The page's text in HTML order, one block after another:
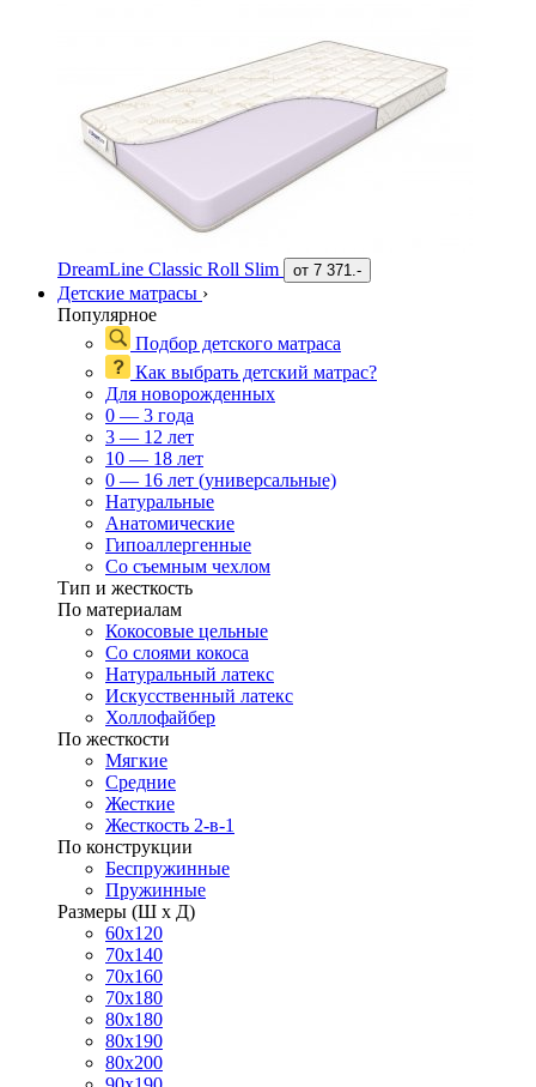
DreamLine Classic Roll Slim от 7 371.-
Детские матрасы ›
Популярное
Подбор детского матраса
Как выбрать детский матрас?
Для новорожденных
0 — 3 года
3 — 12 лет
10 — 18 лет
0 — 16 лет (универсальные)
Натуральные
Анатомические
Гипоаллергенные
Со съемным чехлом
Тип и жесткость
По материалам
Кокосовые цельные
Со слоями кокоса
Натуральный латекс
Искусственный латекс
Холлофайбер
По жесткости
Мягкие
Средние
Жесткие
Жесткость 2-в-1
По конструкции
Беспружинные
Пружинные
Размеры (Ш х Д)
60х120
70х140
70х160
70х180
80х180
80х190
80х200